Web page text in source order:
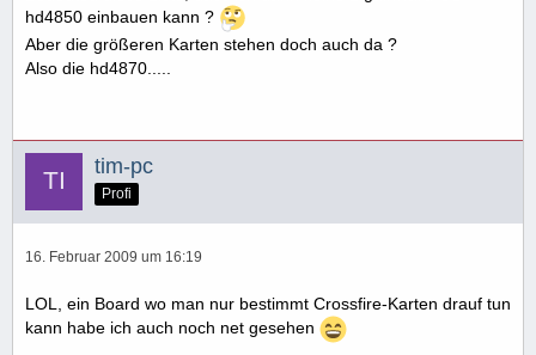
hd4850 einbauen kann ?
Aber die größeren Karten stehen doch auch da ?
Also die hd4870.....
tim-pc
Profi
16. Februar 2009 um 16:19
LOL, ein Board wo man nur bestimmt Crossfire-Karten drauf tun
kann habe ich auch noch net gesehen